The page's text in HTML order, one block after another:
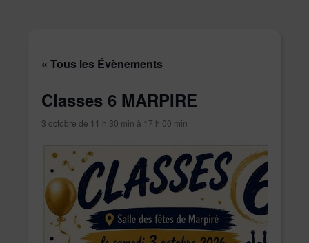
« Tous les Évènements
Classes 6 MARPIRE
3 octobre de 11 h 30 min à 17 h 00 min